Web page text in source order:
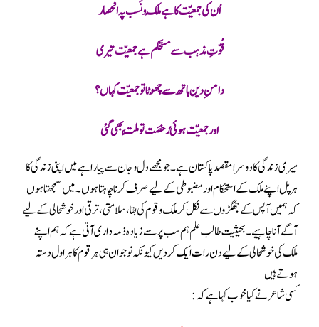
اُن کی جمعیّت کا ہے مُلک و نَسب پہ انحصار
قُوّتِ مذہب سے مستحکم ہے جمعیّت تیری
دامنِ دین ہاتھ سے چھُوٹا تو جمعیّت کہاں؟
اور جمعیّت ہوئی رُخصَت تو مِلَّت بھی گئی
میری زندگی کا دوسرا مقصد پاکستان ہے۔ جو مجھے دل و جان سے پیارا ہے میں اپنی زندگی کا
ہر پل اپنے ملک کے استحکام اور مضبوطی کے لیے صرف کرنا چاہتا ہوں ۔میں سمجھتا ہوں
کہ ہمیں آپس کے جھگڑوں سے نکل کر ملک و قوم کی بقا ،سلامتی،ترقی اور خوشحالی کے لیے
آگے آنا چاہیے۔بحیثیت طالب علم ہم سب پر سے زیادہ ذمہ داری آتی ہے کہ ہم اپنے
ملک کی خوشحالی کے لیے دن رات ایک کر دیں کیونکہ نوجوان ہی ہر قوم کا ہراول دستہ
ہوتے ہیں
کسی شاعر نے کیا خوب کہا ہے کہ :